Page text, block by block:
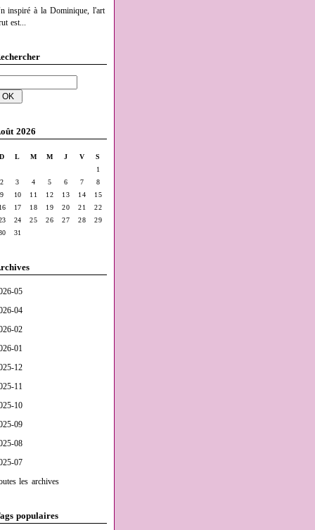
inspiré à la Dominique, l'art
est...
2026
D L M M J V
S
1
2
3 4 5 6 7
8
9
10 11 12 13 14
15
16
17 18 19 20 21
22
24 25 26 27 28
29
31
05
04
02
01
12
11
10
09
08
07
les archives
populaires